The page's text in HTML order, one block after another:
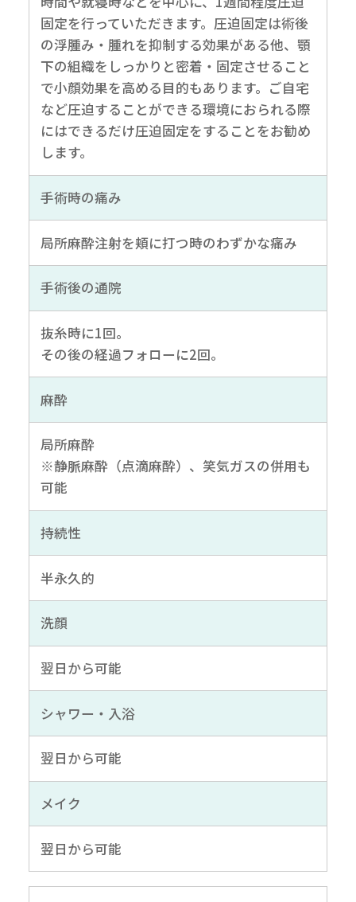
固定を行っていただきます。圧迫固定は術後
の浮腫み・腫れを抑制する効果がある他、顎
下の組織をしっかりと密着・固定させること
で小顔効果を高める目的もあります。ご自宅
など圧迫することができる環境におられる際
にはできるだけ圧迫固定をすることをお勧め
します。
手術時の痛み
局所麻酔注射を頬に打つ時のわずかな痛み
手術後の通院
抜糸時に1回。
その後の経過フォローに2回。
麻酔
局所麻酔
※静脈麻酔（点滴麻酔）、笑気ガスの併用も
可能
持続性
半永久的
洗顔
翌日から可能
シャワー・入浴
翌日から可能
メイク
翌日から可能